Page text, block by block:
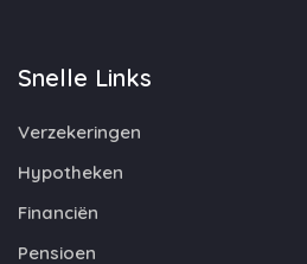
Snelle Links
Verzekeringen
Hypotheken
Financiën
Pensioen